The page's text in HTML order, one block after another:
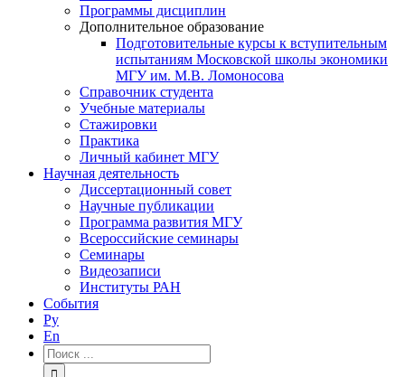
Программы дисциплин
Дополнительное образование
Подготовительные курсы к вступительным
испытаниям Московской школы экономики
МГУ им. М.В. Ломоносова
Справочник студента
Учебные материалы
Стажировки
Практика
Личный кабинет МГУ
Научная деятельность
Диссертационный совет
Научные публикации
Программа развития МГУ
Всероссийские семинары
Семинары
Видеозаписи
Институты РАН
События
Ру
En
Результат
поиска: